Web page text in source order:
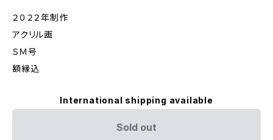
２０２２年制作
アクリル画
ＳＭ号
額縁込
International shipping available
Sold out